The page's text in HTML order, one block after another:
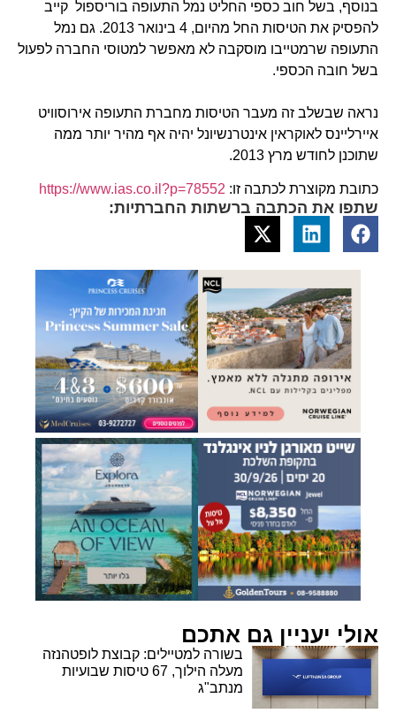
בנוסף, בשל חוב כספי החליט נמל התעופה בוריספול קייב
להפסיק את הטיסות החל מהיום, 4 בינואר 2013. גם נמל
התעופה שרמטייבו מוסקבה לא מאפשר למטוסי החברה לפעול
בשל חובה הכספי.
נראה שבשלב זה מעבר הטיסות מחברת התעופה אירוסוויט
איירליינס לאוקראין אינטרנשיונל יהיה אף מהיר יותר ממה
שתוכנן לחודש מרץ 2013.
כתובת מקוצרת לכתבה זו: https://www.ias.co.il?p=78552
שתפו את הכתבה ברשתות החברתיות:
אולי יעניין גם אתכם
בשורה למטיילים: קבוצת לופטהנזה
מעלה הילוך, 67 טיסות שבועיות
מנתב"ג